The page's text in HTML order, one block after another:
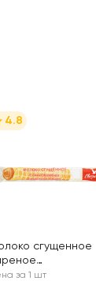
4.8
сгущенное
в
за 1 шт